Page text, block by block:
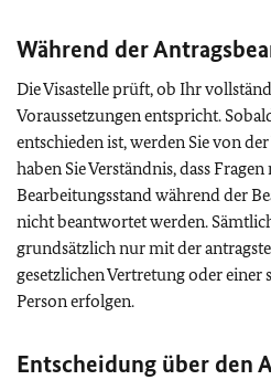
Während der
Die Visastelle prüft, ob Ihr
Voraussetzungen entspricht.
entschieden ist, werden Sie von
haben Sie Verständnis, dass
Bearbeitungsstand während der
nicht beantwortet werden.
grundsätzlich nur mit der
gesetzlichen Vertretung oder
Person erfolgen.
Entscheidung über den